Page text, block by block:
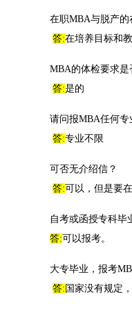
在职MBA与脱产的
答:在培养目标和
MBA的体检要求是
答:是的
请问报MBA任何专
答:专业不限
可否无介绍信？
答:可以，但是要
自考或函授专科毕
答:可以报考。
大专毕业，报考
答: 国家没有规定